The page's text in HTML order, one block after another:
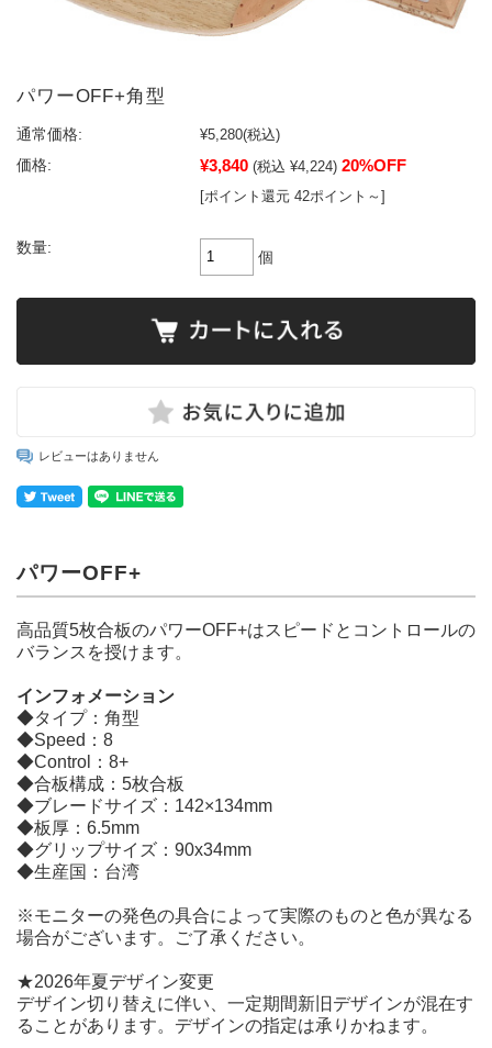
パワーOFF+角型
通常価格: ¥5,280(税込)
価格:
¥3,840 (税込 ¥4,224) 20%OFF
[ポイント還元 42ポイント～]
数量:
個
レビューはありません
パワーOFF+
高品質5枚合板のパワーOFF+はスピードとコントロールの
バランスを授けます。
インフォメーション
◆タイプ：角型
◆Speed：8
◆Control：8+
◆合板構成：5枚合板
◆ブレードサイズ：142×134mm
◆板厚：6.5mm
◆グリップサイズ：90x34mm
◆生産国：台湾
※モニターの発色の具合によって実際のものと色が異なる
場合がございます。ご了承ください。
★2026年夏デザイン変更
デザイン切り替えに伴い、一定期間新旧デザインが混在す
ることがあります。デザインの指定は承りかねます。